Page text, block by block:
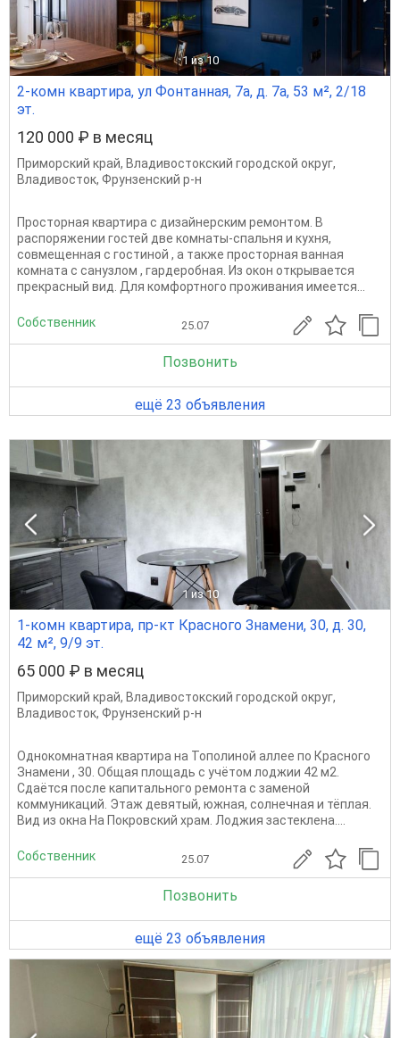
1 из 10
2-комн квартира, ул Фонтанная, 7а, д. 7а, 53 м², 2/18
эт.
120 000 ₽ в месяц
Приморский край, Владивостокский городской округ,
Владивосток, Фрунзенский р-н
Просторная квартира с дизайнерским ремонтом. В
распоряжении гостей две комнаты-спальня и кухня,
совмещенная с гостиной , а также просторная ванная
комната с санузлом , гардеробная. Из окон открывается
прекрасный вид. Для комфортного проживания имеется...
Собственник 25.07
Позвонить
ещё 23 объявления
1 из 10
1-комн квартира, пр-кт Красного Знамени, 30, д. 30,
42 м², 9/9 эт.
65 000 ₽ в месяц
Приморский край, Владивостокский городской округ,
Владивосток, Фрунзенский р-н
Однокомнатная квартира на Тополиной аллее по Красного
Знамени , 30. Общая площадь с учётом лоджии 42 м2.
Сдаётся после капитального ремонта с заменой
коммуникаций. Этаж девятый, южная, солнечная и тёплая.
Вид из окна На Покровский храм. Лоджия застеклена....
Собственник 25.07
Позвонить
ещё 23 объявления